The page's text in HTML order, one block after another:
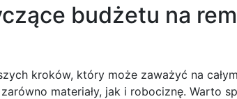
budżetu na
kroków, który może zaważyć na
materiały, jak i robociznę. Warto